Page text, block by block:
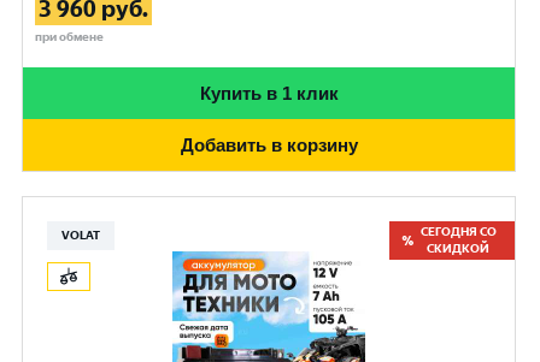
3 960 руб.
при обмене
Купить в 1 клик
Добавить в корзину
VOLAT
СЕГОДНЯ СО
СКИДКОЙ